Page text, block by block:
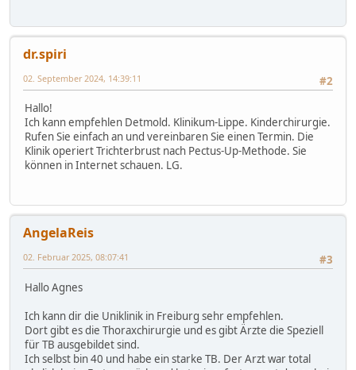
dr.spiri
#2
02. September 2024, 14:39:11
Hallo!
Ich kann empfehlen Detmold. Klinikum-Lippe. Kinderchirurgie.
Rufen Sie einfach an und vereinbaren Sie einen Termin. Die
Klinik operiert Trichterbrust nach Pectus-Up-Methode. Sie
können in Internet schauen. LG.
AngelaReis
#3
02. Februar 2025, 08:07:41
Hallo Agnes
Ich kann dir die Uniklinik in Freiburg sehr empfehlen.
Dort gibt es die Thoraxchirurgie und es gibt Ärzte die Speziell
für TB ausgebildet sind.
Ich selbst bin 40 und habe ein starke TB. Der Arzt war total